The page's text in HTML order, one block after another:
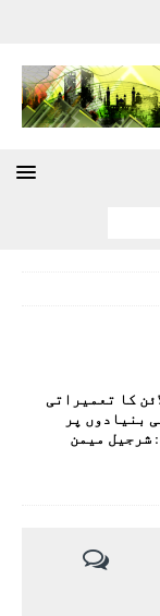
کا تعمیراتی
بنیادوں پر
شرجیل میمن